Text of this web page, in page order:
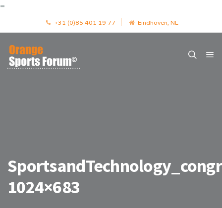
=
+31 (0)85 401 19 77 Eindhoven, NL
1024×683